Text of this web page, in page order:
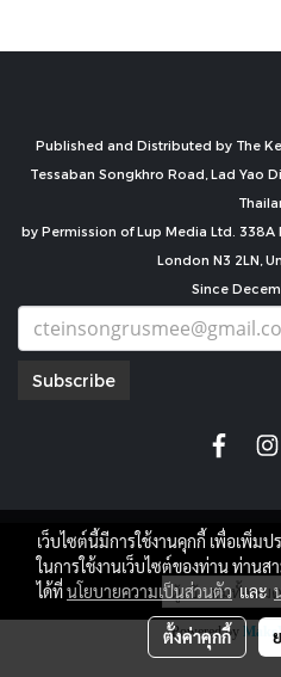
Published and Distributed by The
Tessaban Songkhro Road, Lad Yao
by Permission of Lup Media Ltd. 338A
London N3 2LN,
Since
Subscribe
ผู้เข้าชมทั้งหมด
Powered by
เว็บไซต์นี้มีการใช้งานคุกกี้ เพื่อเพิ่
ในการใช้งานเว็บไซต์ของท่าน ท่านส
ได้ที่นโยบายความเป็นส่วนตัวและ
ตั้งค่าคุกกี้